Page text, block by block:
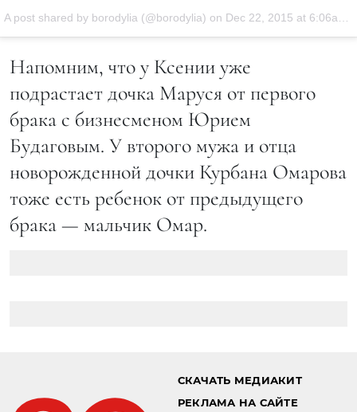
A post shared by borodylia (@borodylia) on Dec 22, 2015 at 6:06am PST
Напомним, что у Ксении уже
подрастает дочка Маруся от первого
брака с бизнесменом Юрием
Будаговым. У второго мужа и отца
новорожденной дочки Курбана Омарова
тоже есть ребенок от предыдущего
брака — мальчик Омар.
СКАЧАТЬ МЕДИАКИТ
РЕКЛАМА НА САЙТЕ